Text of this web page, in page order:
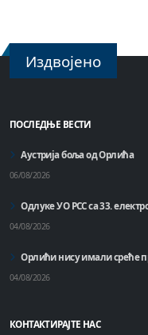
Издвојено
ПОСЛЕДЊЕ ВЕСТИ
Аустрија боља од Орлића
06/08/2026
Одлуке УО РСС са 33.
04/08/2026
Орлићи нису имали среће
04/08/2026
КОНТАКТИРАЈТЕ НАС